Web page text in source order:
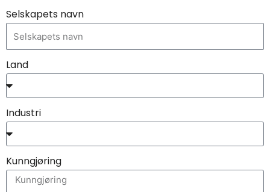
Selskapets navn
Land
Industri
Kunngjøring